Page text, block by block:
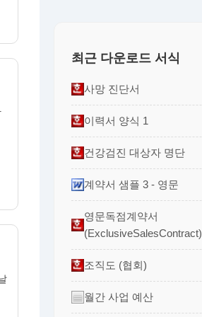
최근 다운로드 서식
사망 진단서
이력서 양식 1
건강검진 대상자 명단
계약서 샘플 3 - 영문
영문독점계약서
(ExclusiveSalesContract)
조직도 (협회)
월간 사업 예산